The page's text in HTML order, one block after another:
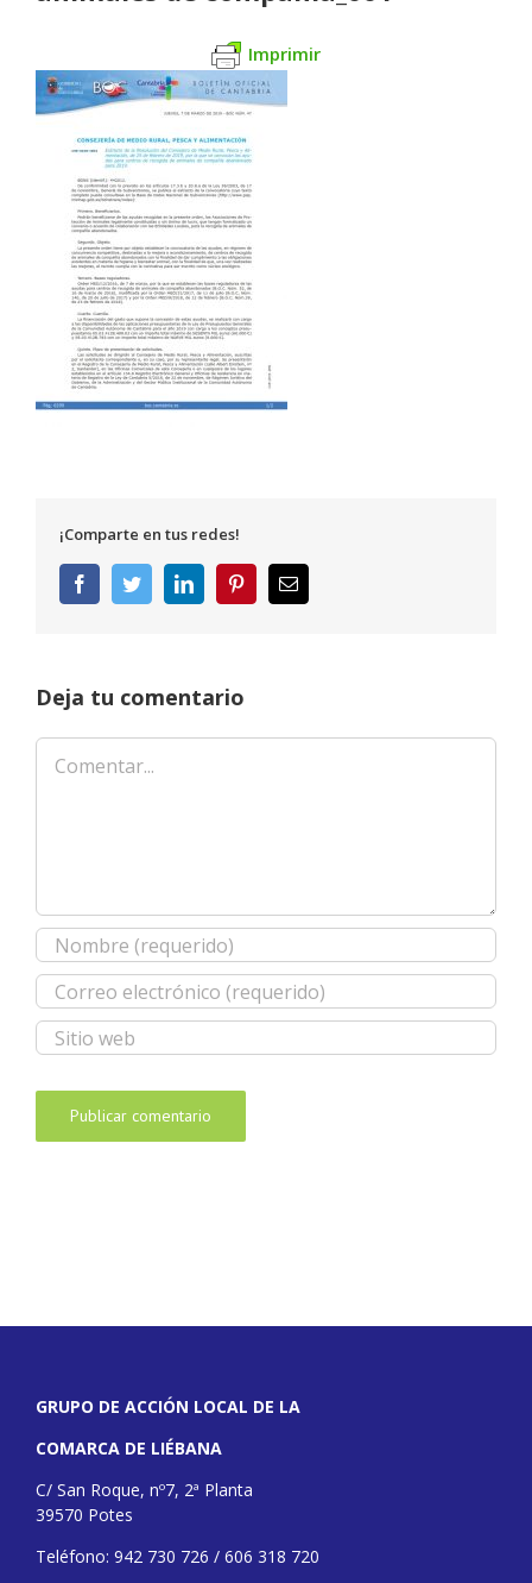
Imprimir
¡Comparte en tus redes!
FacebookTwitterLinkedInPinterestCorreo
electrónico
Deja tu comentario
Comentar
GRUPO DE ACCIÓN LOCAL DE LA
COMARCA DE LIÉBANA
C/ San Roque, nº7, 2ª Planta
39570 Potes
Teléfono: 942 730 726 / 606 318 720